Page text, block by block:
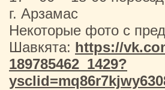
г. Арзамас
Некоторые фото с
Шавкята: https://
189785462_1429?